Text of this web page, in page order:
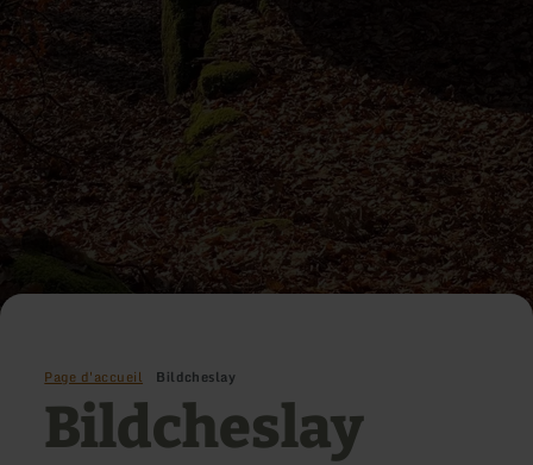
Page d'accueil Bildcheslay
Bildcheslay